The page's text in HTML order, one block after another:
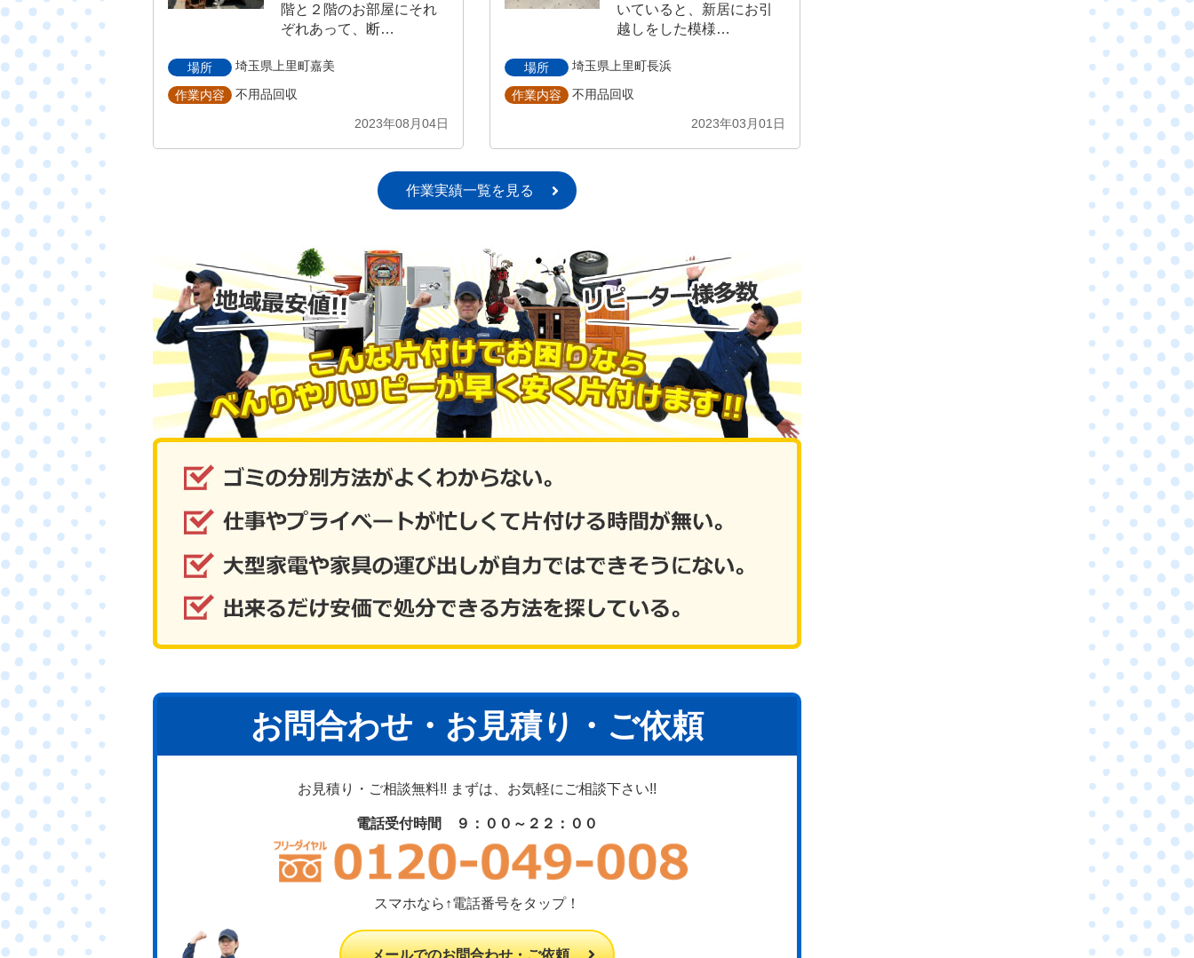
階と２階のお部屋にそれ
ぞれあって、断…
場所 埼玉県上里町嘉美
作業内容 不用品回収
2023年08月04日
いていると、新居にお引
越しをした模様…
場所 埼玉県上里町長浜
作業内容 不用品回収
2023年03月01日
作業実績一覧を見る
お問合わせ・お見積り・ご依頼
お見積り・ご相談無料!! まずは、お気軽にご相談下さい!!
電話受付時間 ９：００～２２：００
スマホなら↑電話番号をタップ！
メールでのお問合わせ・ご依頼